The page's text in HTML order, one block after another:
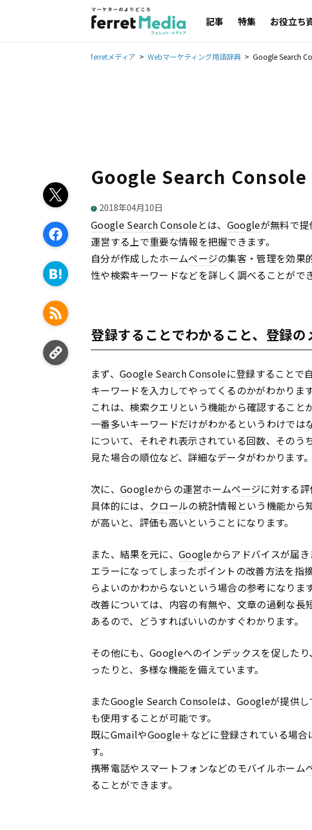
記事 特集 お役立ち
ferretメディア Webマーケティング用語辞典 Google Search
Google Search Console
2018年04月10日
Google Search Consoleとは、 Googleが無料で
運営する上で重要な情報を把握できます。
自分が作成したホームページの集客・管理を効果
性や検索キーワードなどを詳しく調べることができ
登録することでわかること、登録の
まず、 Google Search Consoleに登録することで
キーワードを入力してやってくるのかがわかります
これは、検索クエリという機能から確認すること
一番多いキーワードだけがわかるというわけでは
について、それぞれ表示されている回数、その
見た場合の順位など、詳細なデータがわかります。
次に、 Googleからの運営ホームページに対する評
具体的には、 クロールの統計情報という機能から
が高いと、評価も高いということになります。
また、結果を元に、 Googleからアドバイスが届き
エラーになってしまったポイントの改善方法を指
らよいのかわからないという場合の参考になります
改善については、内容の有無や、文章の過剰な長短
あるので、どうすればいいのかすぐわかります。
その他にも、 Googleへのインデックスを促したり
ったりと、多様な機能を備えています。
またGoogle Search Consoleは、Googleが提供
も使用することが可能です。
既にGmailやGoogle＋などに登録されている場合
す。
携帯電話やスマートフォンなどのモバイルホーム
ることができます。